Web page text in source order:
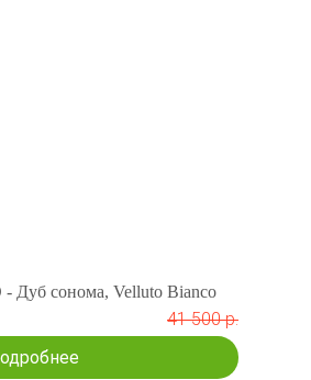
Дуб сонома, Velluto Bianco
41 500 р.